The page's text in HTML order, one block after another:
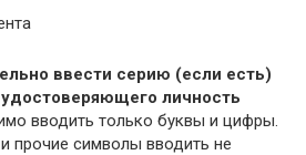
ввести серию (если есть)
личность
вводить только буквы и цифры.
символы вводить не